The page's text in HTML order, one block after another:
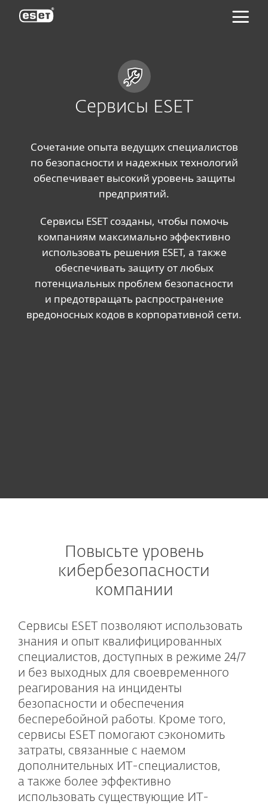
Сервисы ESET
Сочетание опыта ведущих специалистов
по безопасности и надежных технологий
обеспечивает высокий уровень защиты
предприятий.
Сервисы ESET созданы, чтобы помочь
компаниям максимально эффективно
использовать решения ESET, а также
обеспечивать защиту от любых
потенциальных проблем безопасности
и предотвращать распространение
вредоносных кодов в корпоративной сети.
Повысьте уровень
кибербезопасности
компании
Сервисы ESET позволяют использовать
знания и опыт квалифицированных
специалистов, доступных в режиме 24/7
и без выходных для своевременного
реагирования на инциденты
безопасности и обеспечения
бесперебойной работы. Кроме того,
сервисы ESET помогают сэкономить
затраты, связанные с наемом
дополнительных ИТ-специалистов,
а также более эффективно
использовать существующие ИТ-
ESET